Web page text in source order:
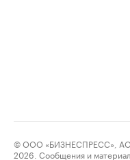
© ООО «БИЗНЕСПРЕСС»,
2026. Сообщения и